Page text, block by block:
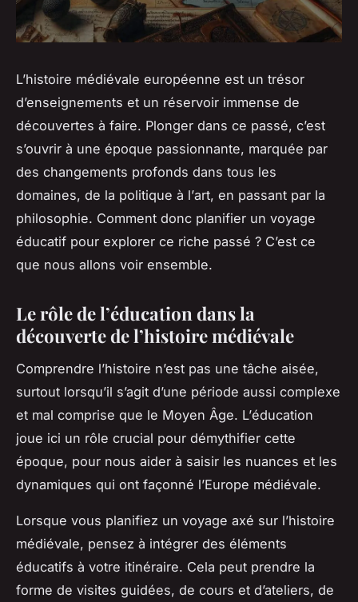
L’histoire médiévale européenne est un trésor
d’enseignements et un réservoir immense de
découvertes à faire. Plonger dans ce passé, c’est
s’ouvrir à une époque passionnante, marquée par
des changements profonds dans tous les
domaines, de la politique à l’art, en passant par la
philosophie. Comment donc planifier un voyage
éducatif pour explorer ce riche passé ? C’est ce
que nous allons voir ensemble.
Le rôle de l’éducation dans la
découverte de l’histoire médiévale
Comprendre l’histoire n’est pas une tâche aisée,
surtout lorsqu’il s’agit d’une période aussi complexe
et mal comprise que le Moyen Âge. L’éducation
joue ici un rôle crucial pour démythifier cette
époque, pour nous aider à saisir les nuances et les
dynamiques qui ont façonné l’Europe médiévale.
Lorsque vous planifiez un voyage axé sur l’histoire
médiévale, pensez à intégrer des éléments
éducatifs à votre itinéraire. Cela peut prendre la
forme de visites guidées, de cours et d’ateliers, de